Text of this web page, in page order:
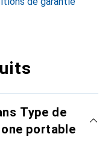
Type de
portable